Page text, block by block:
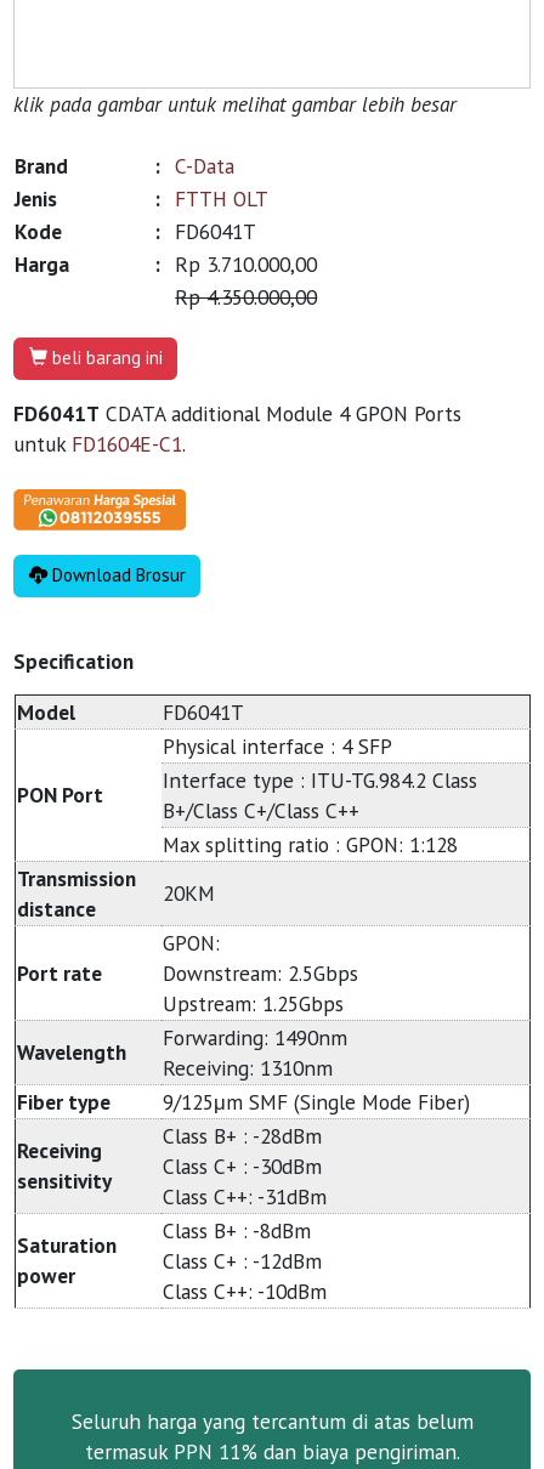
klik pada gambar untuk melihat gambar lebih besar
Brand : C-Data
Jenis
: FTTH OLT
Kode
: FD6041T
Harga
: Rp 3.710.000,00
Rp 4.350.000,00
beli barang ini
FD6041T CDATA additional Module 4 GPON Ports
untuk FD1604E-C1.
Download Brosur
Specification
Model
FD6041T
PON Port
Physical interface : 4 SFP
Interface type : ITU-TG.984.2 Class
B+/Class C+/Class C++
Max splitting ratio : GPON: 1:128
Transmission
distance
20KM
Port rate
GPON:
Downstream: 2.5Gbps
Upstream: 1.25Gbps
Wavelength
Forwarding: 1490nm
Receiving: 1310nm
Fiber type
9/125μm SMF (Single Mode Fiber)
Receiving
sensitivity
Class B+ : -28dBm
Class C+ : -30dBm
Class C++: -31dBm
Saturation
power
Class B+ : -8dBm
Class C+ : -12dBm
Class C++: -10dBm
Seluruh harga yang tercantum di atas belum
termasuk PPN 11% dan biaya pengiriman.